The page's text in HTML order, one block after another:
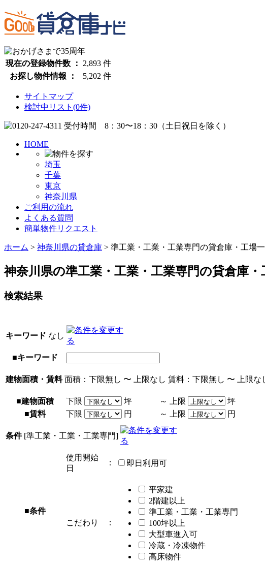
現在の登録物件数 ： 2,893 件
お探し物件情報 ：
5,202 件
サイトマップ
検討中リスト(0件)
HOME
埼玉
千葉
東京
神奈川県
ご利用の流れ
よくある質問
簡単物件リクエスト
ホーム > 神奈川県の貸倉庫 > 準工業・工業・工業専門の貸倉庫・工場
神奈川県の準工業・工業・工業専門の貸倉庫・
検索結果
キーワード なし
■キーワード
建物面積・賃料 面積： 下限無し 〜 上限なし 賃料： 下限無し 〜 上限な
■建物面積 下限 坪 ～ 上限
坪
■賃料
下限 円 ～ 上限 円
条件 [準工業・工業・工業専門]
■条件
使用開始
日
： 即日利用可
こだわり ：
平家建
2階建以上
準工業・工業・工業専門
100坪以上
大型車進入可
冷蔵・冷凍物件
高床物件